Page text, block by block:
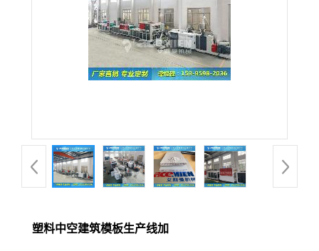
塑料中空建筑模板生产线加